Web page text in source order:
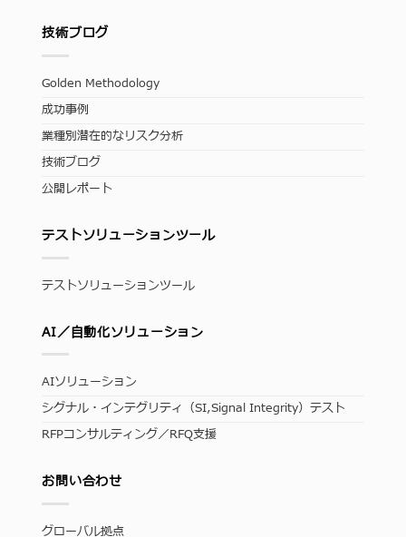
技術ブログ
Golden Methodology
成功事例
業種別潜在的なリスク分析
技術ブログ
公開レポート
テストソリューションツール
テストソリューションツール
AI／自動化ソリューション
AIソリューション
シグナル・インテグリティ（SI,Signal Integrity）テスト
RFPコンサルティング／RFQ支援
お問い合わせ
グローバル拠点